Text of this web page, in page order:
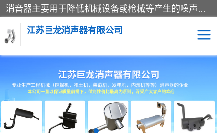
消音器主要用于降低机械设备或枪械等产生的噪声。它通过阻尼或增加排气面积来降低排气速度和功率，从而降低噪声。常见的消音器类型包括阻性消声器、抗性消声器、共振消声器以及阻抗复合式消声器等。这些消音器各有特点，适用于不同频率的噪声消除。
江苏巨龙消声器有限公司
消声器